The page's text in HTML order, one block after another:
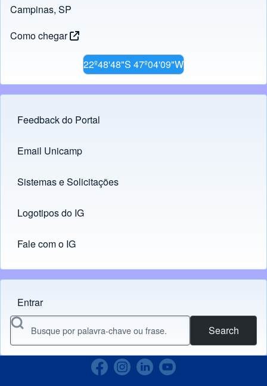
Campinas, SP
Como chegar
22º48'48"S 47º04'09"W
Footer menu
Feedback do Portal
Links
Email Unicamp
(opens in new tab)
Sistemas e Solicitações
(opens in new tab)
Logotipos do IG
(opens in new tab)
Fale com o IG
Menu do usuário
Entrar
Search